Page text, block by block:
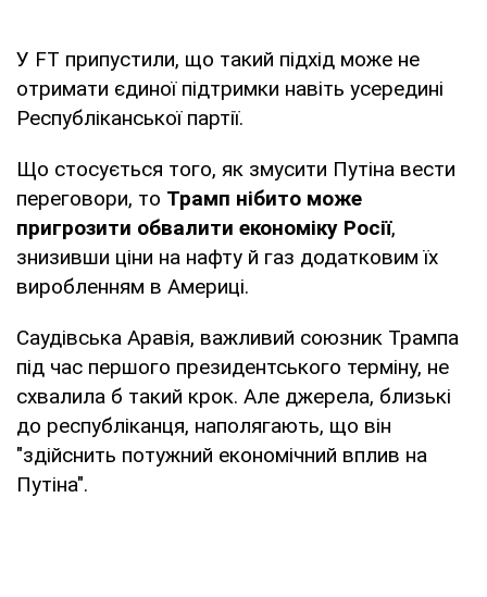
У FT припустили, що такий підхід може не
отримати єдиної підтримки навіть усередині
Республіканської партії.
Що стосується того, як змусити Путіна вести
переговори, то Трамп нібито може
пригрозити обвалити економіку Росії,
знизивши ціни на нафту й газ додатковим їх
виробленням в Америці.
Саудівська Аравія, важливий союзник Трампа
під час першого президентського терміну, не
схвалила б такий крок. Але джерела, близькі
до республіканця, наполягають, що він
"здійснить потужний економічний вплив на
Путіна".